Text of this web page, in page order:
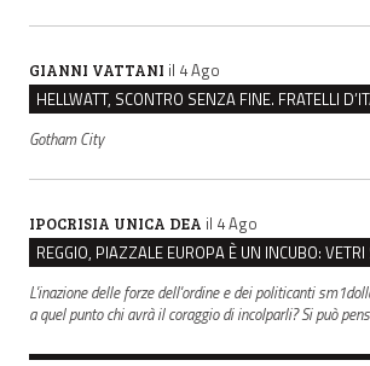
GIANNI VATTANI il 4 Ago
Gotham City
IPOCRISIA UNICA DEA il 4 Ago
L'inazione delle forze dell'ordine e dei politicanti
a quel punto chi avrà il coraggio di incolparli? Si può